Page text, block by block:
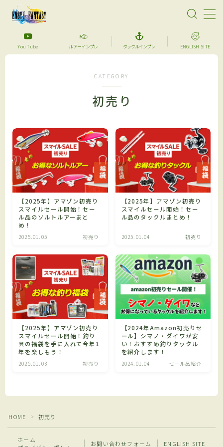
MENU
アルフィッシュを特別な一枚に仕上げます。
YouTube
セール品紹介
アイテム紹介
ルアーインプレ
アフィリエイト情報開示
ENGLISH SITE
有料記事の決済完了ページ
利用規約／特定商取引法に基づく表記
You Tube ルアーインプレ タックルインプレ ENGLISH SITE
CATEGORY
初売り
【2025年】アマゾン初売り
スマイルセール開始！セー
ル品のソルトルアーまと
め！
2025.01.05 初売り
【2025年】アマゾン初売り
スマイルセール開始！セー
ル品のタックルまとめ！
2025.01.04 初売り
【2025年】アマゾン初売り
スマイルセール開始！釣り
具の福袋を手に入れて今年1
年を楽しもう！
2025.01.03 初売り
【2024年Amazon初売りセ
ール】シマノ・ダイワが安
い！おすすめ釣りタックル
を紹介します！
2024.01.04 セール品紹介
HOME ＞ 初売り
ホーム
お問い合わせフォーム ENGLISH SITE